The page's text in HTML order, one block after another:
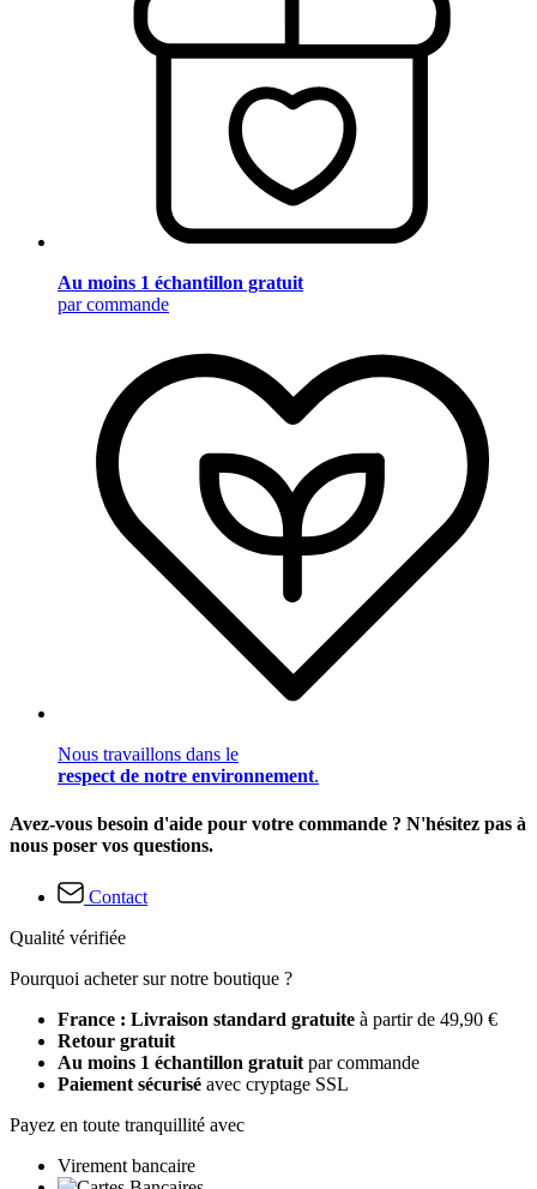
Au moins 1 échantillon gratuit
par commande
Nous travaillons dans le
respect de notre environnement.
Avez-vous besoin d'aide pour votre commande ? N'hésitez pas à
nous poser vos questions.
Contact
Qualité vérifiée
Pourquoi acheter sur notre boutique ?
France : Livraison standard gratuite à partir de 49,90 €
Retour gratuit
Au moins 1 échantillon gratuit par commande
Paiement sécurisé avec cryptage SSL
Payez en toute tranquillité avec
Virement bancaire